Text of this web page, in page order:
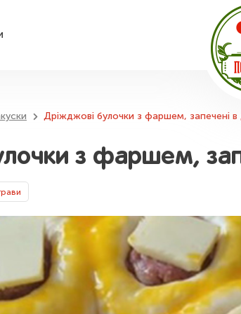
Дріжджові булочки з фаршем, запечені в
з фаршем,